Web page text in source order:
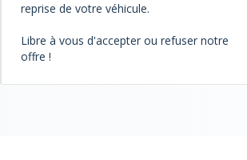
reprise de votre véhicule.
Libre à vous d'accepter ou refuser notre
offre !